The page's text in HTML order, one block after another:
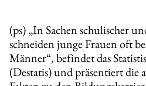
(ps) „In Sachen schulischer
schneiden junge Frauen oft
Männer“, befindet das
(Destatis) und präsentiert die